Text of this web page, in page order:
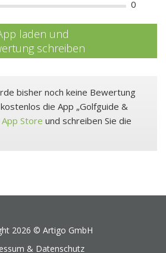
0
laden und
schreiben
bisher noch keine Bewertung
die App „Golfguide &
Store und schreiben Sie die
2026 © Artigo GmbH
& Datenschutz